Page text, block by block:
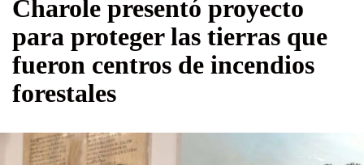
Charole presentó proyecto
para proteger las tierras que
fueron centros de incendios
forestales